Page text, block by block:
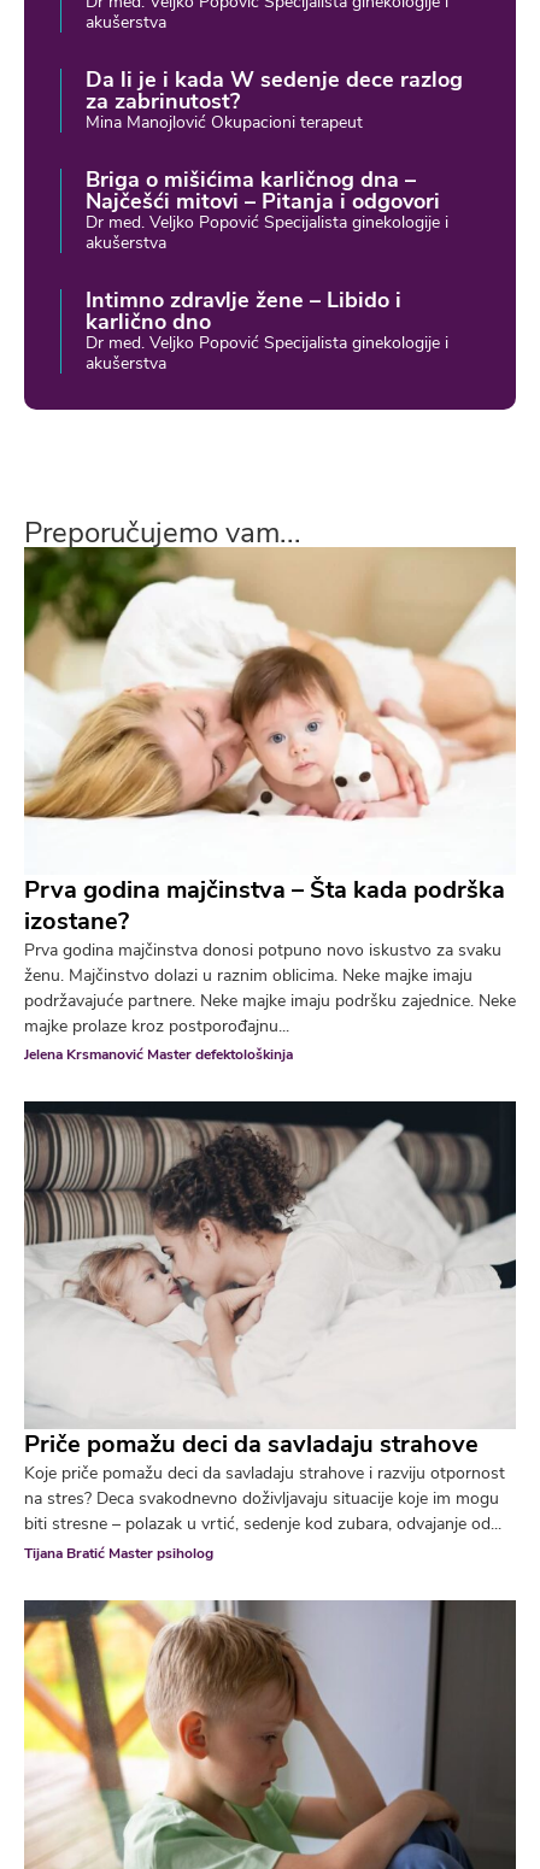
akušerstva
Da li je i kada W sedenje dece razlog
za zabrinutost?
Mina Manojlović Okupacioni terapeut
Briga o mišićima karličnog dna –
Najčešći mitovi – Pitanja i odgovori
Dr med. Veljko Popović Specijalista ginekologije i
akušerstva
Intimno zdravlje žene – Libido i
karlično dno
Dr med. Veljko Popović Specijalista ginekologije i
akušerstva
Preporučujemo vam...
Prva godina majčinstva – Šta kada podrška
izostane?
Prva godina majčinstva donosi potpuno novo iskustvo za svaku
ženu. Majčinstvo dolazi u raznim oblicima. Neke majke imaju
podržavajuće partnere. Neke majke imaju podršku zajednice. Neke
majke prolaze kroz postporođajnu...
Jelena Krsmanović Master defektološkinja
Priče pomažu deci da savladaju strahove
Koje priče pomažu deci da savladaju strahove i razviju otpornost
na stres? Deca svakodnevno doživljavaju situacije koje im mogu
biti stresne – polazak u vrtić, sedenje kod zubara, odvajanje od...
Tijana Bratić Master psiholog